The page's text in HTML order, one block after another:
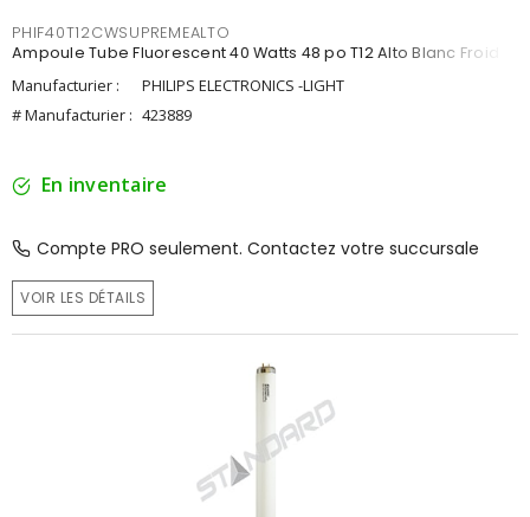
PHIF40T12CWSUPREMEALTO
Ampoule Tube Fluorescent 40 Watts 48 po T12 Alto Blanc Froid
Manufacturier :
PHILIPS ELECTRONICS -LIGHT
# Manufacturier : 423889
En inventaire
Compte PRO seulement. Contactez votre succursale
VOIR LES DÉTAILS